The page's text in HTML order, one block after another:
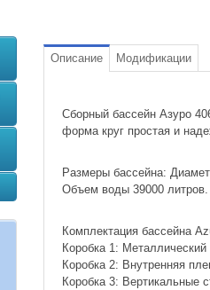
Описание Модификации
Сборный бассейн Азуро
форма круг простая и
Размеры бассейна:
Объем воды 39000 литров.
Комплектация бассейна
Коробка 1:
Коробка 2: Внутренняя
Коробка 3: Вертикальные